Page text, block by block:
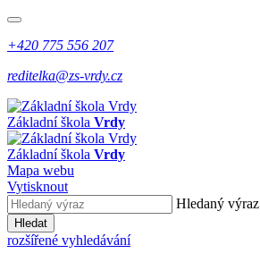
+420 775 556 207
reditelka@zs-vrdy.cz
Základní škola Vrdy
Základní škola Vrdy
Mapa webu
Vytisknout
Hledaný výraz
Hledat
rozšířené vyhledávání